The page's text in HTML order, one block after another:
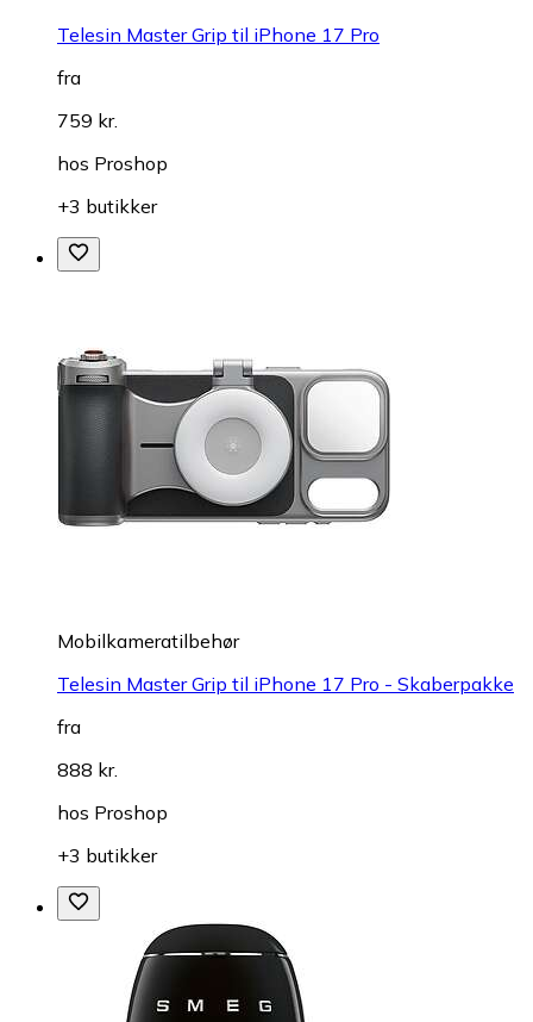
Telesin Master Grip til iPhone 17 Pro
fra
759 kr.
hos Proshop
+3 butikker
Mobilkameratilbehør
Telesin Master Grip til iPhone 17 Pro - Skaberpakke
fra
888 kr.
hos Proshop
+3 butikker